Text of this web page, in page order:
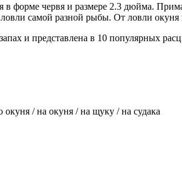
форме червя и размере 2.3 дюйма.
самой разной рыбы. От ловли
и представлена в 10 популярных
/ на окуня / на щуку / на судака